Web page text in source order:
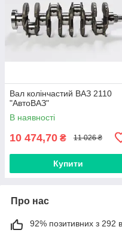
Вал колінчастий ВАЗ 2110
"АвтоВАЗ"
В наявності
10 474,70 ₴ 11 026 ₴
Купити
Про нас
92% позитивних з 292